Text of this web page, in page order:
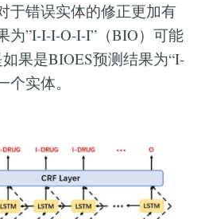
于错误实体的修正更加有
为”I-I-I-O-I-I”（BIO）可能
果是BIOES预测结果为“I-
实体。